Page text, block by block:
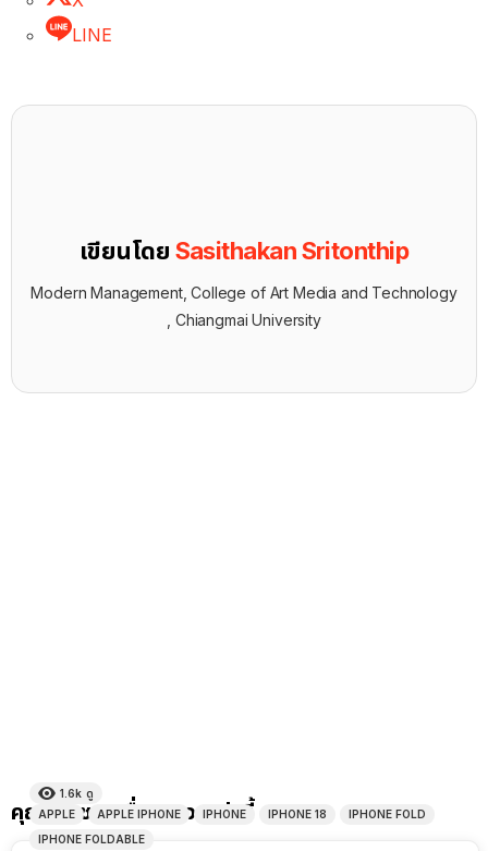
LINE
เขียนโดย Sasithakan Sritonthip
Modern Management, College of Art Media and Technology
, Chiangmai University
คุณอาจชอบเรื่องราวเหล่านี้
1.6k ดู
APPLE
APPLE IPHONE IPHONE IPHONE 18
IPHONE FOLD
IPHONE FOLDABLE